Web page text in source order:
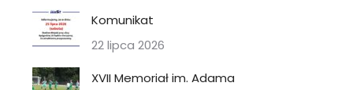
Komunikat
22 lipca 2026
XVII Memoriał im. Adama